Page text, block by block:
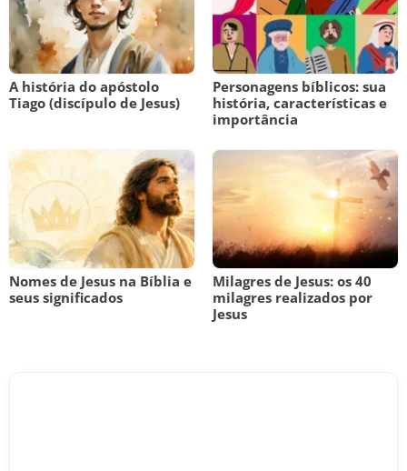
A história do apóstolo
Tiago (discípulo de Jesus)
Personagens bíblicos: sua
história, características e
importância
Nomes de Jesus na Bíblia e
seus significados
Milagres de Jesus: os 40
milagres realizados por
Jesus